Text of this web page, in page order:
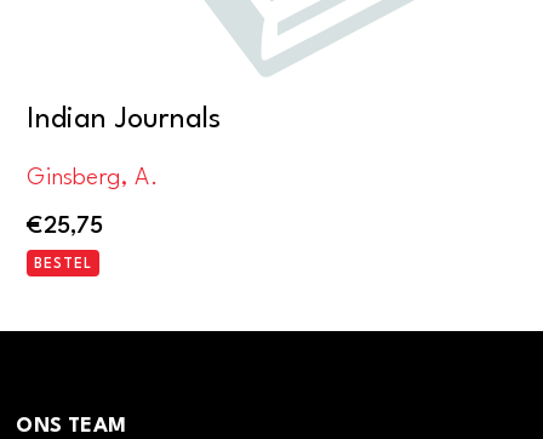
Indian Journals
Ginsberg, A.
€25,75
BESTEL
ONS TEAM